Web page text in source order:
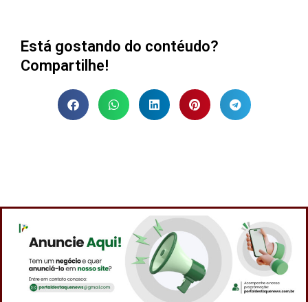
Está gostando do contéudo?
Compartilhe!